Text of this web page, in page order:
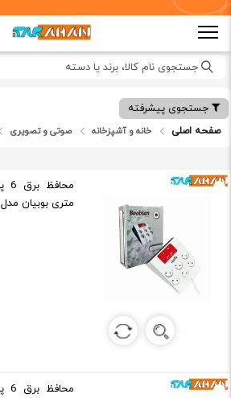
جستجوی نام کالا، برند یا دسته
صفحه اصلی خانه و آشپزخانه صوتی و تصویری
متری بوبیان مدل 6port